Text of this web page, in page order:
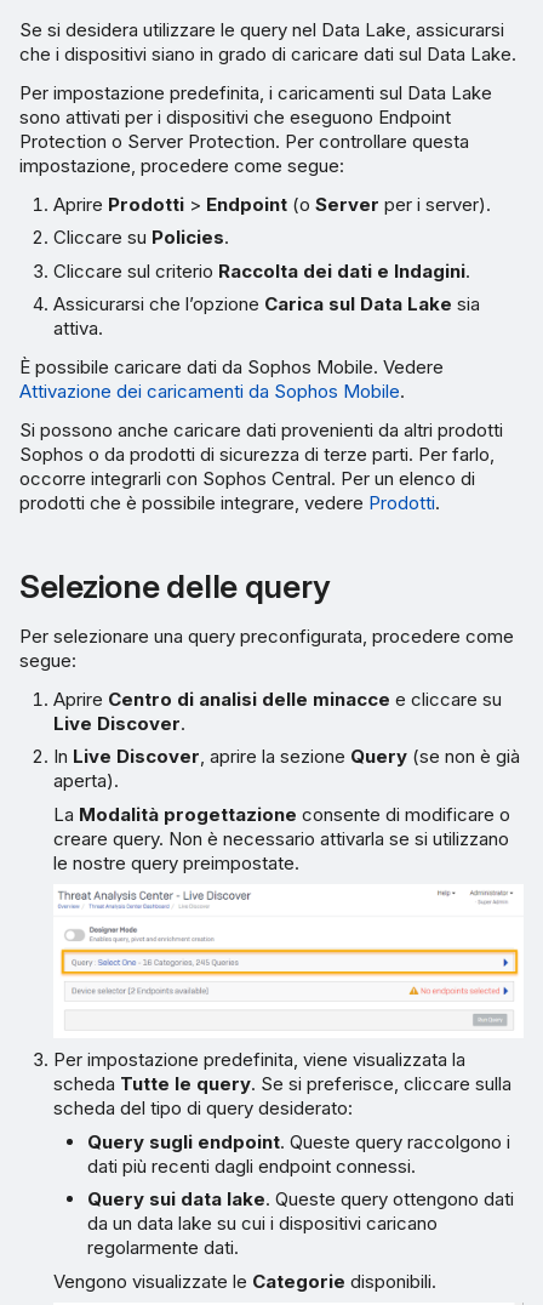
Se si desidera utilizzare le query nel Data Lake, assicurarsi
che i dispositivi siano in grado di caricare dati sul Data Lake.
Per impostazione predefinita, i caricamenti sul Data Lake
sono attivati per i dispositivi che eseguono Endpoint
Protection o Server Protection. Per controllare questa
impostazione, procedere come segue:
Aprire Prodotti > Endpoint (oServer per i server).
Cliccare su Policies.
Cliccare sul criterio Raccolta dei dati e Indagini.
Assicurarsi che l’opzione Carica sul Data Lake sia
attiva.
È possibile caricare dati da Sophos Mobile. Vedere
Attivazione dei caricamenti da Sophos Mobile.
Si possono anche caricare dati provenienti da altri prodotti
Sophos o da prodotti di sicurezza di terze parti. Per farlo,
occorre integrarli con Sophos Central. Per un elenco di
prodotti che è possibile integrare, vedere Prodotti.
Selezione delle query
Per selezionare una query preconfigurata, procedere come
segue:
Aprire Centro di analisi delle minacce e cliccare su
Live Discover.
In Live Discover, aprire la sezione Query (se non è già
aperta).
La Modalità progettazione consente di modificare o
creare query. Non è necessario attivarla se si utilizzano
le nostre query preimpostate.
Per impostazione predefinita, viene visualizzata la
scheda Tutte le query. Se si preferisce, cliccare sulla
scheda del tipo di query desiderato:
Query sugli endpoint. Queste query raccolgono i
dati più recenti dagli endpoint connessi.
Query sui data lake. Queste query ottengono dati
da un data lake su cui i dispositivi caricano
regolarmente dati.
Vengono visualizzate le Categorie disponibili.